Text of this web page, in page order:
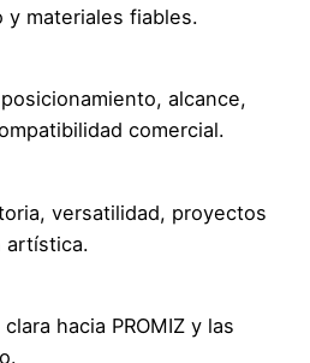
materiales fiables.
alcance,
comercial.
versatilidad, proyectos
artística.
hacia PROMIZ y las